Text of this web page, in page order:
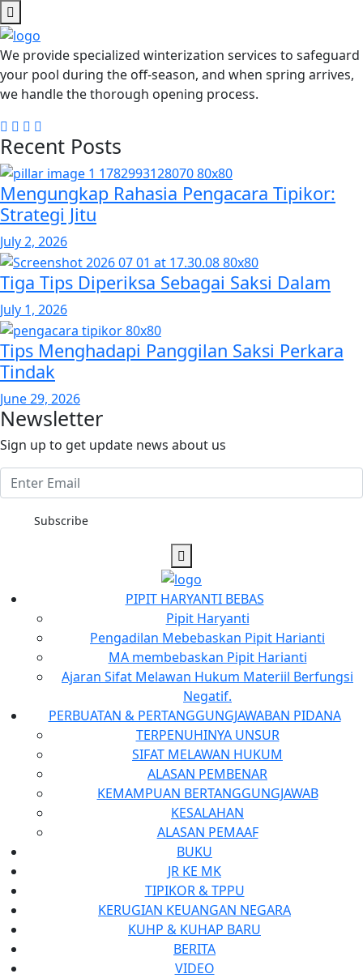
We provide specialized winterization services to safeguard
your pool during the off-season, and when spring arrives,
we handle the thorough opening process.
Recent Posts
Mengungkap Rahasia Pengacara Tipikor:
Strategi Jitu
July 2, 2026
Tiga Tips Diperiksa Sebagai Saksi Dalam
July 1, 2026
Tips Menghadapi Panggilan Saksi Perkara
Tindak
June 29, 2026
Newsletter
Sign up to get update news about us
Subscribe
PIPIT HARYANTI BEBAS
Pipit Haryanti
Pengadilan Mebebaskan Pipit Harianti
MA membebaskan Pipit Harianti
Ajaran Sifat Melawan Hukum Materiil Berfungsi
Negatif.
PERBUATAN & PERTANGGUNGJAWABAN PIDANA
TERPENUHINYA UNSUR
SIFAT MELAWAN HUKUM
ALASAN PEMBENAR
KEMAMPUAN BERTANGGUNGJAWAB
KESALAHAN
ALASAN PEMAAF
BUKU
JR KE MK
TIPIKOR & TPPU
KERUGIAN KEUANGAN NEGARA
KUHP & KUHAP BARU
BERITA
VIDEO